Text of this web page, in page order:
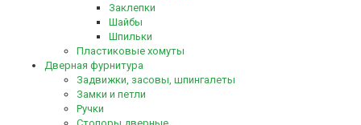
Заклепки
Шайбы
Шпильки
Пластиковые хомуты
Дверная фурнитура
Задвижки, засовы, шпингалеты
Замки и петли
Ручки